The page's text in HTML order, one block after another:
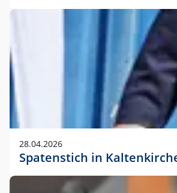
28.04.2026
Spatenstich in